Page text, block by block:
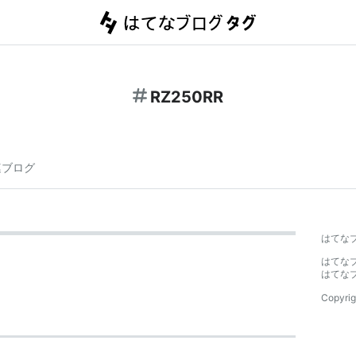
RZ250RR
ログ
はてな
はてな
はてな